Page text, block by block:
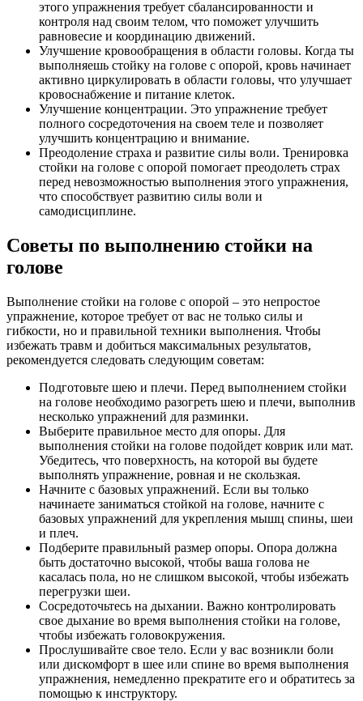
этого упражнения требует сбалансированности и
контроля над своим телом, что поможет улучшить
равновесие и координацию движений.
Улучшение кровообращения в области головы. Когда ты
выполняешь стойку на голове с опорой, кровь начинает
активно циркулировать в области головы, что улучшает
кровоснабжение и питание клеток.
Улучшение концентрации. Это упражнение требует
полного сосредоточения на своем теле и позволяет
улучшить концентрацию и внимание.
Преодоление страха и развитие силы воли. Тренировка
стойки на голове с опорой помогает преодолеть страх
перед невозможностью выполнения этого упражнения,
что способствует развитию силы воли и
самодисциплине.
Советы по выполнению стойки на
голове
Выполнение стойки на голове с опорой – это непростое
упражнение, которое требует от вас не только силы и
гибкости, но и правильной техники выполнения. Чтобы
избежать травм и добиться максимальных результатов,
рекомендуется следовать следующим советам:
Подготовьте шею и плечи. Перед выполнением стойки
на голове необходимо разогреть шею и плечи, выполнив
несколько упражнений для разминки.
Выберите правильное место для опоры. Для
выполнения стойки на голове подойдет коврик или мат.
Убедитесь, что поверхность, на которой вы будете
выполнять упражнение, ровная и не скользкая.
Начните с базовых упражнений. Если вы только
начинаете заниматься стойкой на голове, начните с
базовых упражнений для укрепления мышц спины, шеи
и плеч.
Подберите правильный размер опоры. Опора должна
быть достаточно высокой, чтобы ваша голова не
касалась пола, но не слишком высокой, чтобы избежать
перегрузки шеи.
Сосредоточьтесь на дыхании. Важно контролировать
свое дыхание во время выполнения стойки на голове,
чтобы избежать головокружения.
Прослушивайте свое тело. Если у вас возникли боли
или дискомфорт в шее или спине во время выполнения
упражнения, немедленно прекратите его и обратитесь за
помощью к инструктору.